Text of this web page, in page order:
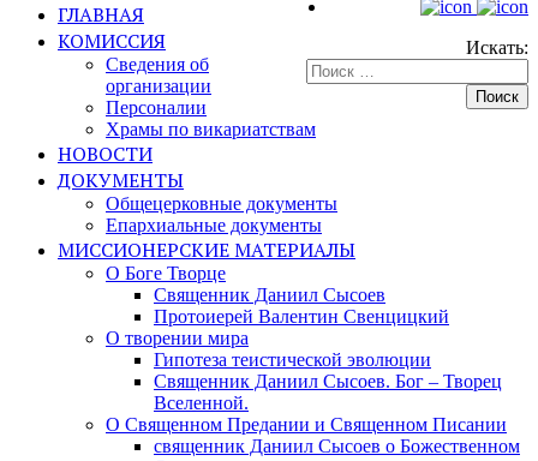
Искать:
ГЛАВНАЯ
КОМИССИЯ
Сведения об
организации
Персоналии
Храмы по викариатствам
НОВОСТИ
ДОКУМЕНТЫ
Общецерковные документы
Епархиальные документы
МИССИОНЕРСКИЕ МАТЕРИАЛЫ
О Боге Творце
Священник Даниил Сысоев
Протоиерей Валентин Свенцицкий
О творении мира
Гипотеза теистической эволюции
Священник Даниил Сысоев. Бог – Творец
Вселенной.
О Священном Предании и Священном Писании
священник Даниил Сысоев о Божественном